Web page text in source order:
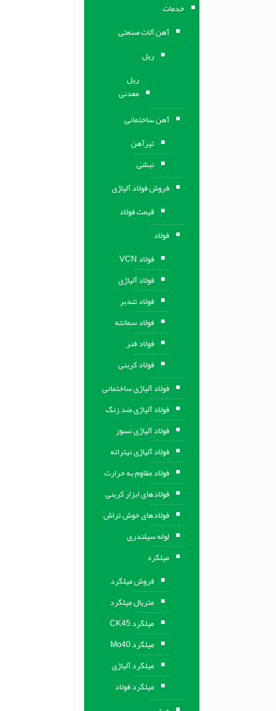
خدمات
آهن آلات صنعتی
ریل
ریل
معدنی
آهن ساختمانی
تیرآهن
نبشی
فروش فولاد آلیاژی
قیمت فولاد
فولاد
فولاد VCN
فولاد آلیاژی
فولاد تندبر
فولاد سمانته
فولاد فنر
فولاد کربنی
فولاد آلیاژی ساختمانی
فولاد آلیاژی ضد زنگ
فولاد آلیاژی نسوز
فولاد آلیاژی نیتراته
فولاد مقاوم به حرارت
فولادهای ابزار کربنی
فولادهای خوش تراش
لوله سیلندری
میلگرد
فروش میلگرد
متریال میلگرد
میلگرد CK45
میلگرد Mo40
میلگرد آلیاژی
میلگرد فولاد